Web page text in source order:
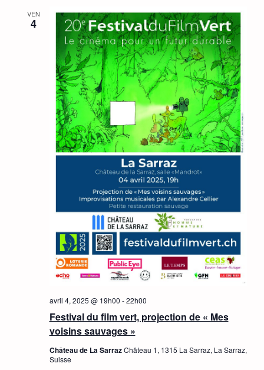
VEN
4
Festival du film vert, projection de « Mes
voisins sauvages »
avril 4, 2025 @ 19h00 -22h00
Château de La SarrazChâteau 1, 1315 La Sarraz, La Sarraz,
Suisse